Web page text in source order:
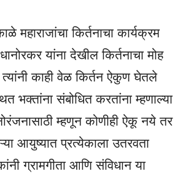
महाराजांचा किर्तनाचा कार्यक्रम
यांना देखील किर्तनाचा मोह
काही वेळ किर्तन ऐकुण घेतले
भक्तांना संबोधित करतांना म्हणाल्या
म्हणून कोणीही ऐकू नये तर
आयुष्यात प्रत्येकाला उतरवता
ग्रामगीता आणि संविधान या